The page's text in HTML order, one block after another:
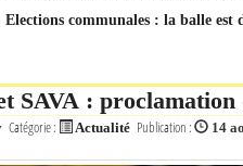
communales : la balle
SAVA : proclamation
Catégorie : Actualité Publication : 14